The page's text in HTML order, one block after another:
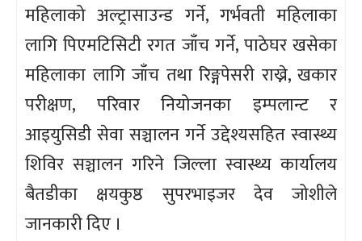
महिलाको अल्ट्रासाउन्ड गर्ने, गर्भवती महिलाका
लागि पिएमटिसिटी रगत जाँच गर्ने, पाठेघर खसेका
महिलाका लागि जाँच तथा रिङ्गपेसरी राख्ने, खकार
परीक्षण, परिवार नियोजनका इम्पलान्ट र
आइयुसिडी सेवा सञ्चालन गर्ने उद्देश्यसहित स्वास्थ्य
शिविर सञ्चालन गरिने जिल्ला स्वास्थ्य कार्यालय
बैतडीका क्षयकुष्ठ सुपरभाइजर देव जोशीले
जानकारी दिए ।